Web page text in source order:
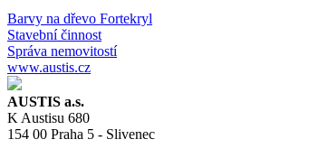
Barvy na dřevo Fortekryl
Stavební činnost
Správa nemovitostí
www.austis.cz
AUSTIS a.s.
K Austisu 680
154 00 Praha 5 - Slivenec